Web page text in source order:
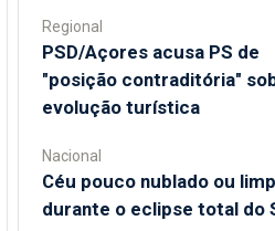
Regional
PSD/Açores acusa PS de
"posição contraditória"
evolução turística
Nacional
Céu pouco nublado ou
durante o eclipse total do